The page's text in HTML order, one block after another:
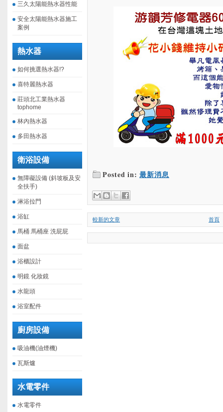
三久太陽能熱水器性能
安全太陽能熱水器施工
案例
熱水器
如何挑選熱水器!?
喜特麗熱水器
莊頭北工業熱水器
tophome
林內熱水器
多田熱水器
衛浴設備
無障礙設備 (斜坡板及安
全扶手)
淋浴拉門
浴缸
馬桶 馬桶座 洗屁屁
面盆
浴櫃設計
明鏡 化妝鏡
水龍頭
浴室配件
廚房設備
吸油機(油煙機)
瓦斯爐
水電零件
水電零件
Posted in: 最新消息
較新的文章 首頁